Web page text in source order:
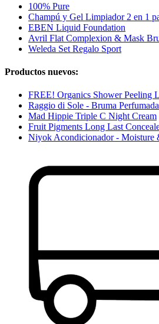
100% Pure
Champú y Gel Limpiador 2 en 1
EBEN Liquid Foundation
Avril Flat Complexion & Mask
Weleda Set Regalo Sport
Productos nuevos:
FREE! Organics Shower Peeling
Raggio di Sole - Bruma
Mad Hippie Triple C Night Cream
Fruit Pigments Long Last
Niyok Acondicionador - Moisture